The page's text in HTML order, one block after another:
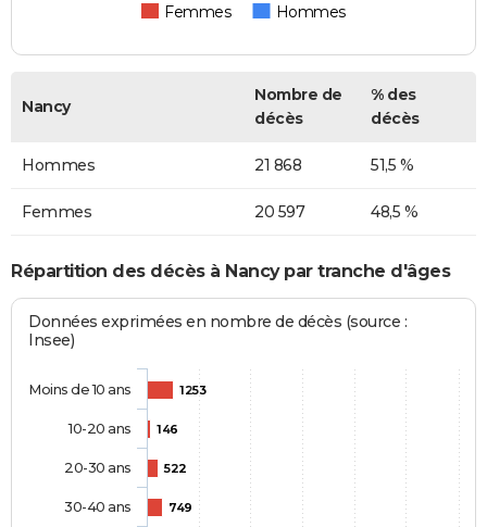
Femmes Hommes
Nancy
Nombre de
décès
% des
décès
Hommes 21 868 51,5 %
Femmes 20 597 48,5 %
Répartition des décès à Nancy par tranche d'âges
Données exprimées en nombre de décès (source :
Insee)
1253
146
522
749
Moins de 10 ans
10-20 ans
20-30 ans
30-40 ans